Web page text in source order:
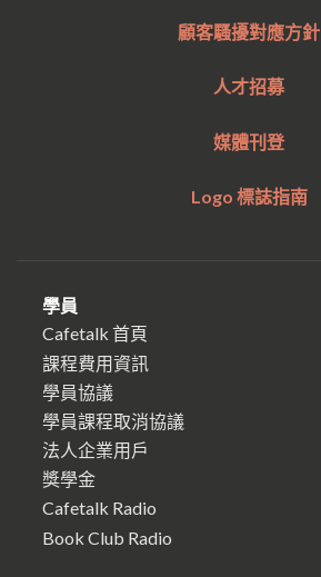
顧客騷擾對應方針
人才招募
媒體刊登
Logo 標誌指南
學員
Cafetalk 首頁
課程費用資訊
學員協議
學員課程取消協議
法人企業用戶
獎學金
Cafetalk Radio
Book Club Radio